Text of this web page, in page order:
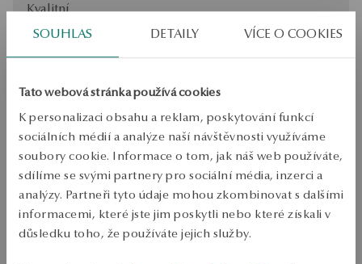
SOUHLAS DETAILY VÍCE O COOKIES
Tato webová stránka používá cookies
K personalizaci obsahu a reklam, poskytování funkcí
sociálních médií a analýze naší návštěvnosti využíváme
soubory cookie. Informace o tom, jak náš web používáte,
sdílíme se svými partnery pro sociální média, inzerci a
analýzy. Partneři tyto údaje mohou zkombinovat s dalšími
informacemi, které jste jim poskytli nebo které získali v
důsledku toho, že používáte jejich služby.
Kvalitní
J/P1
Zkontrolujte si velikost
PŘIDAT DO KOŠÍKU
Ověřte si dostupnost na prodejně
Odeslání:2pracovní dny
Doprava zdarma od 1700 Kč